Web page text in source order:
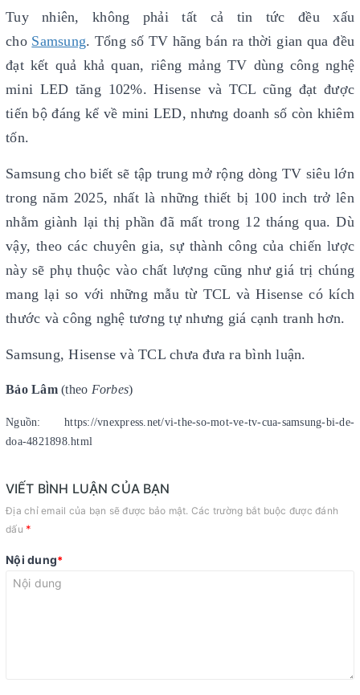
Tuy nhiên, không phải tất cả tin tức đều xấu
cho Samsung. Tổng số TV hãng bán ra thời gian qua đều
đạt kết quả khả quan, riêng mảng TV dùng công nghệ
mini LED tăng 102%. Hisense và TCL cũng đạt được
tiến bộ đáng kể về mini LED, nhưng doanh số còn khiêm
tốn.
Samsung cho biết sẽ tập trung mở rộng dòng TV siêu lớn
trong năm 2025, nhất là những thiết bị 100 inch trở lên
nhằm giành lại thị phần đã mất trong 12 tháng qua. Dù
vậy, theo các chuyên gia, sự thành công của chiến lược
này sẽ phụ thuộc vào chất lượng cũng như giá trị chúng
mang lại so với những mẫu từ TCL và Hisense có kích
thước và công nghệ tương tự nhưng giá cạnh tranh hơn.
Samsung, Hisense và TCL chưa đưa ra bình luận.
Bảo Lâm(theo Forbes)
Nguồn: https://vnexpress.net/vi-the-so-mot-ve-tv-cua-samsung-bi-de-
doa-4821898.html
VIẾT BÌNH LUẬN CỦA BẠN
Địa chỉ email của bạn sẽ được bảo mật. Các trường bắt buộc được đánh
dấu *
Nội dung*